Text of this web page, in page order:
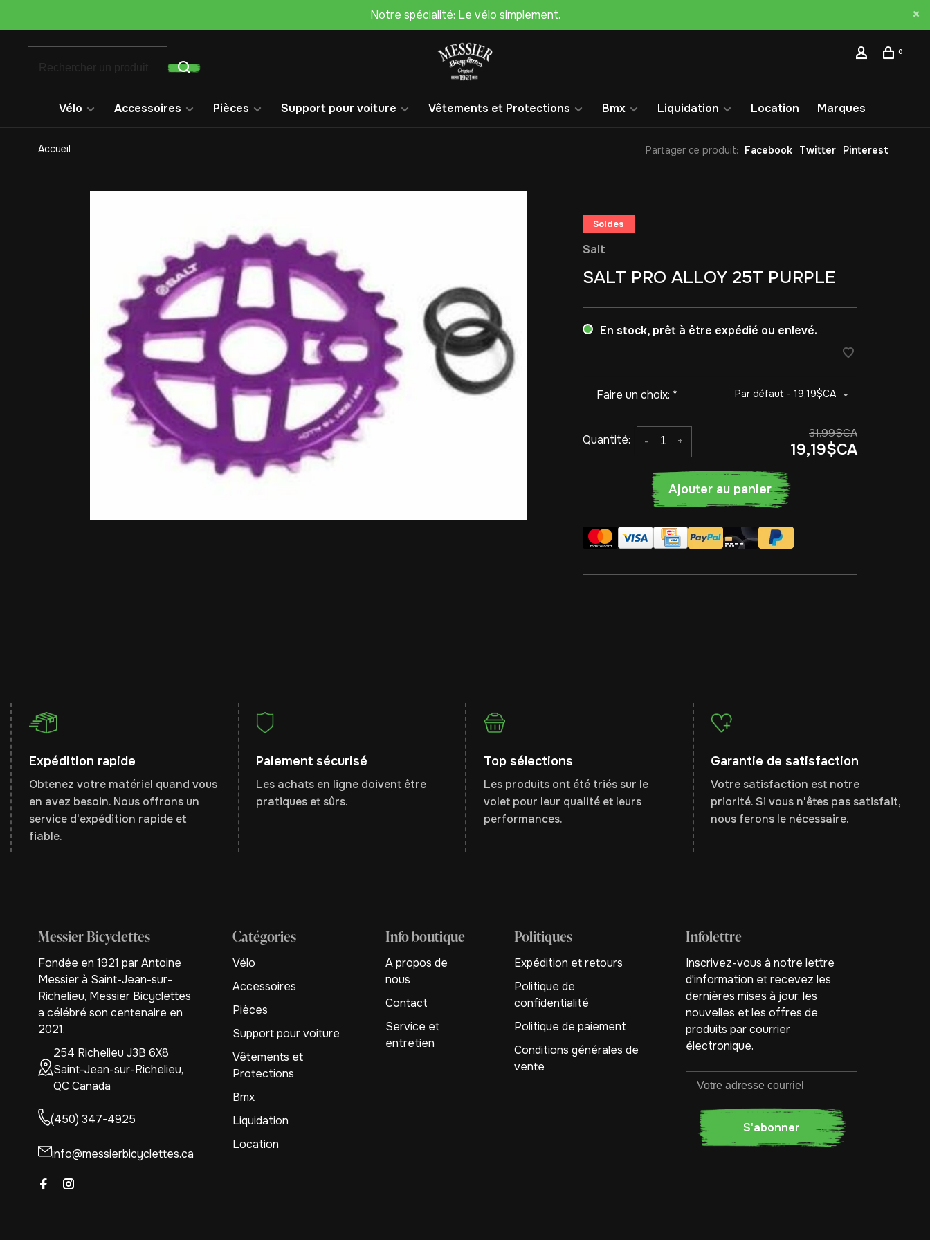
Notre spécialité: Le vélo simplement.
0
Vélo Accessoires Pièces Support pour voiture Vêtements et Protections Bmx Liquidation Location Marques
Accueil Partager ce produit: Facebook Twitter Pinterest
Soldes
Salt
SALT PRO ALLOY 25T PURPLE
En stock, prêt à être expédié ou enlevé.
Faire un choix: * Par défaut - 19,19$CA
Quantité: +
-
31,99$CA
19,19$CA
Ajouter au panier
Expédition rapide
Obtenez votre matériel quand vous
en avez besoin. Nous offrons un
service d'expédition rapide et
fiable.
Paiement sécurisé
Les achats en ligne doivent être
pratiques et sûrs.
Top sélections
Les produits ont été triés sur le
volet pour leur qualité et leurs
performances.
Garantie de satisfaction
Votre satisfaction est notre
priorité. Si vous n'êtes pas satisfait,
nous ferons le nécessaire.
Messier Bicyclettes
Fondée en 1921 par Antoine
Messier à Saint-Jean-sur-
Richelieu, Messier Bicyclettes
a célébré son centenaire en
2021.
254 Richelieu J3B 6X8
Saint-Jean-sur-Richelieu,
QC Canada
(450) 347-4925
info@messierbicyclettes.ca
Catégories
Vélo
Accessoires
Pièces
Support pour voiture
Vêtements et
Protections
Bmx
Liquidation
Location
Info boutique
A propos de
nous
Contact
Service et
entretien
Politiques
Expédition et retours
Politique de
confidentialité
Politique de paiement
Conditions générales de
vente
Infolettre
Inscrivez-vous à notre lettre
d'information et recevez les
dernières mises à jour, les
nouvelles et les offres de
produits par courrier
électronique.
S'abonner